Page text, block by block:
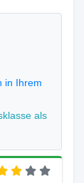
in Ihrem
als